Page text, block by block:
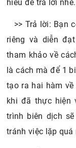
hiểu để trả lời nhé.
>> Trả lời: Bạn
riêng và diễn
tham khảo về
là cách mà để 1
tạo ra hai hàm về
khi đã thực hiện
trình biên dịch
tránh việc lặp